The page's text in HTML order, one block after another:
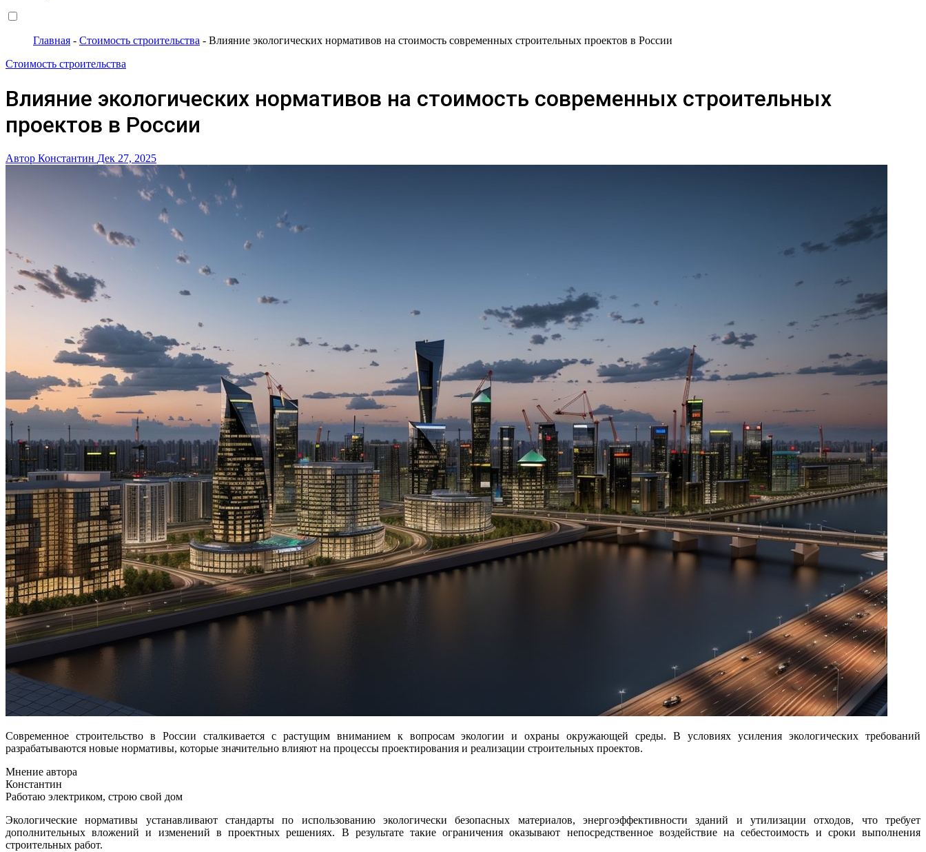
Главная - Стоимость строительства - Влияние экологических нормативов на стоимость современных строительных проектов в России
Стоимость строительства
Влияние экологических нормативов на стоимость современных строительных
проектов в России
Автор Константин Дек 27, 2025
Современное строительство в России сталкивается с растущим вниманием к вопросам экологии и охраны окружающей среды. В условиях усиления экологических требований
разрабатываются новые нормативы, которые значительно влияют на процессы проектирования и реализации строительных проектов.
Мнение автора
Константин
Работаю электриком, строю свой дом
Экологические нормативы устанавливают стандарты по использованию экологически безопасных материалов, энергоэффективности зданий и утилизации отходов, что требует
дополнительных вложений и изменений в проектных решениях. В результате такие ограничения оказывают непосредственное воздействие на себестоимость и сроки выполнения
строительных работ.